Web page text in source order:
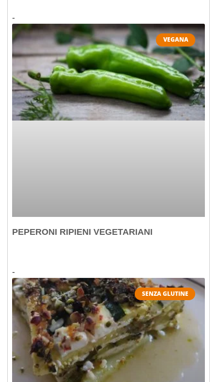
VEGANA
PEPERONI RIPIENI VEGETARIANI
SENZA GLUTINE